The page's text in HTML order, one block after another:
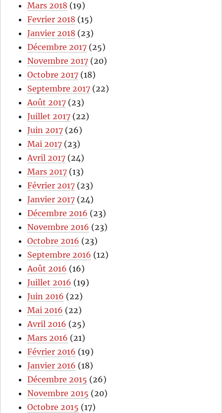
Mars 2018 (19)
Fevrier 2018 (15)
Janvier 2018 (23)
Décembre 2017 (25)
Novembre 2017 (20)
Octobre 2017 (18)
Septembre 2017 (22)
Août 2017 (23)
Juillet 2017 (22)
Juin 2017 (26)
Mai 2017 (23)
Avril 2017 (24)
Mars 2017 (13)
Février 2017 (23)
Janvier 2017 (24)
Décembre 2016 (23)
Novembre 2016 (23)
Octobre 2016 (23)
Septembre 2016 (12)
Août 2016 (16)
Juillet 2016 (19)
Juin 2016 (22)
Mai 2016 (22)
Avril 2016 (25)
Mars 2016 (21)
Février 2016 (19)
Janvier 2016 (18)
Décembre 2015 (26)
Novembre 2015 (20)
Octobre 2015 (17)